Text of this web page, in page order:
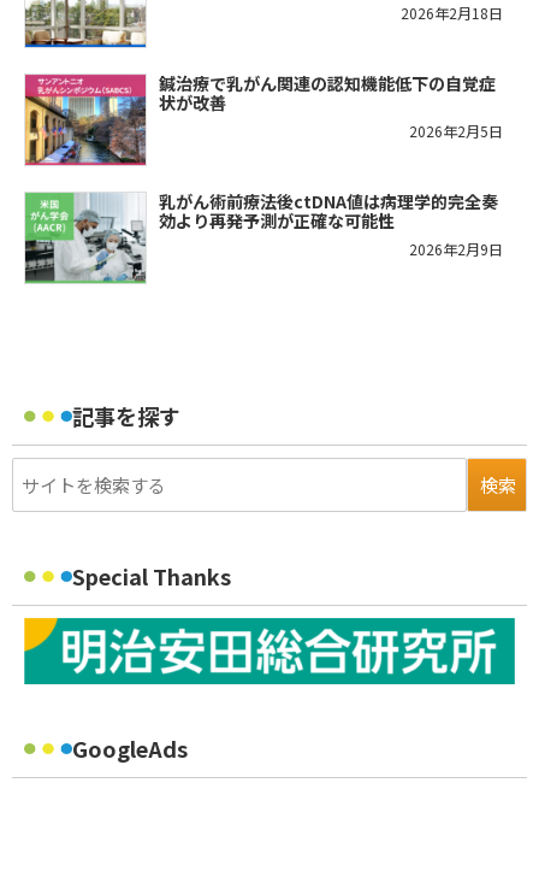
2026年2月18日
鍼治療で乳がん関連の認知機能低下の自覚症
状が改善
2026年2月5日
乳がん術前療法後ctDNA値は病理学的完全奏
効より再発予測が正確な可能性
2026年2月9日
記事を探す
Special Thanks
GoogleAds